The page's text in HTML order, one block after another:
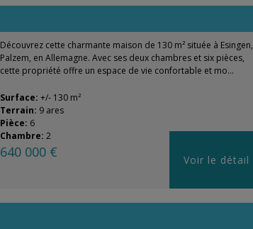
Découvrez cette charmante maison de 130 m² située à Esingen,
Palzem, en Allemagne. Avec ses deux chambres et six pièces,
cette propriété offre un espace de vie confortable et mo...
Surface: +/- 130 m²
Terrain: 9 ares
Pièce: 6
Chambre: 2
640 000 € Voir le détail